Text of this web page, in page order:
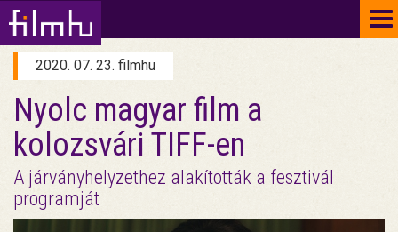
2020. 07. 23. filmhu
Nyolc magyar film a
kolozsvári TIFF-en
A járványhelyzethez alakították a fesztivál
programját